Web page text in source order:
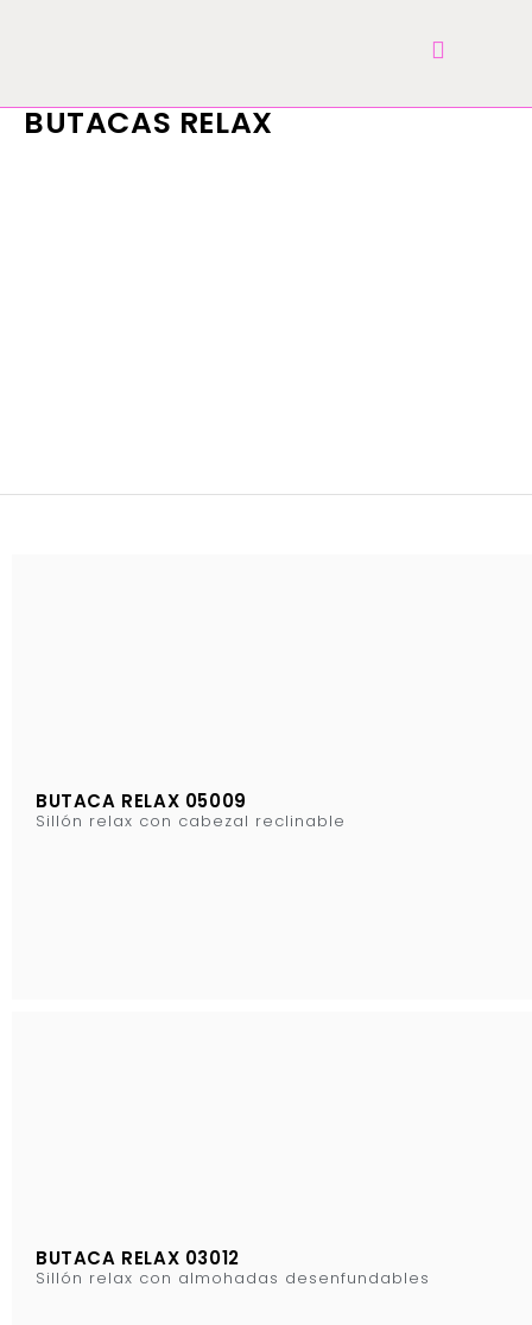
BUTACAS RELAX
BUTACA RELAX 05009
Sillón relax con cabezal reclinable
BUTACA RELAX 03012
Sillón relax con almohadas desenfundables